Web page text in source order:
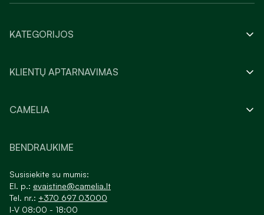
KATEGORIJOS
KLIENTŲ APTARNAVIMAS
CAMELIA
BENDRAUKIME
Susisiekite su mumis:
El. p.: evaistine@camelia.lt
Tel. nr.: +370 697 03000
I-V 08:00 - 18:00